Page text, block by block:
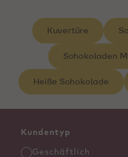
Kuvertüre
Schokoladen
Heiße Schokolade
Kundentyp
Geschäftlich